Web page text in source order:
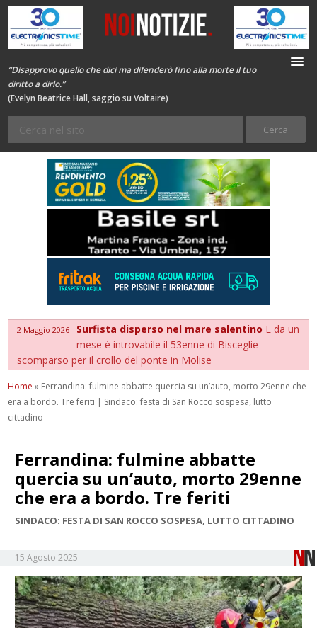
“Disapprovo quello che dici ma difenderò fino alla morte il tuo
diritto a dirlo.”
(Evelyn Beatrice Hall, saggio su Voltaire)
2 Maggio 2026 Surfista disperso nel mare salentino E da un
mese è introvabile il 53enne di Bisceglie
scomparso per il crollo del ponte in Molise
Home » Ferrandina: fulmine abbatte quercia su un’auto, morto 29enne che
era a bordo. Tre feriti | Sindaco: festa di San Rocco sospesa, lutto
cittadino
Ferrandina: fulmine abbatte
quercia su un’auto, morto 29enne
che era a bordo. Tre feriti
SINDACO: FESTA DI SAN ROCCO SOSPESA, LUTTO CITTADINO
15 Agosto 2025